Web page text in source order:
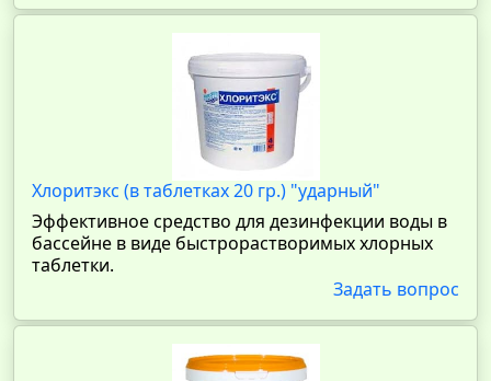
Хлоритэкс (в таблетках 20 гр.) "ударный"
Эффективное средство для дезинфекции воды в
бассейне в виде быстрорастворимых хлорных
таблетки.
Задать вопрос